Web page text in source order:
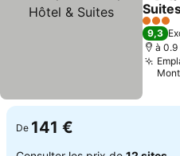
3 Étoiles
9,3
à 0.9
De 141 €